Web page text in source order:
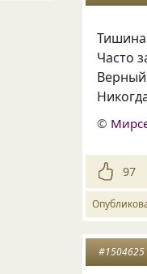
Часто
©
97
#1504625